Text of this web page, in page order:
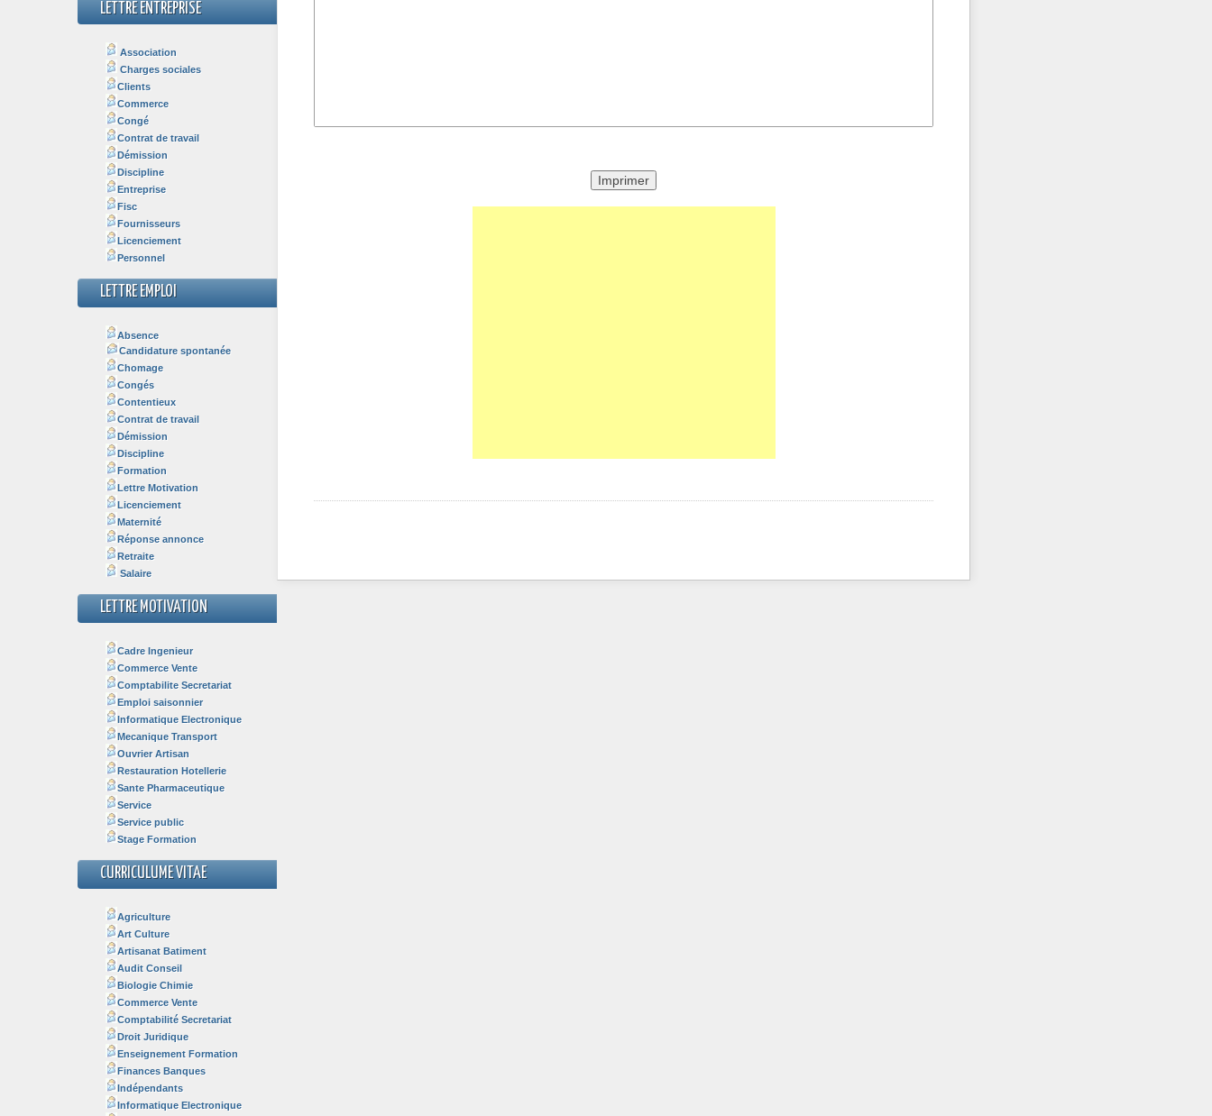
LETTRE ENTREPRISE
Association
Charges sociales
Clients
Commerce
Congé
Contrat de travail
Démission
Discipline
Entreprise
Fisc
Fournisseurs
Licenciement
Personnel
LETTRE EMPLOI
Absence
Candidature spontanée
Chomage
Congés
Contentieux
Contrat de travail
Démission
Discipline
Formation
Lettre Motivation
Licenciement
Maternité
Réponse annonce
Retraite
Salaire
LETTRE MOTIVATION
Cadre Ingenieur
Commerce Vente
Comptabilite Secretariat
Emploi saisonnier
Informatique Electronique
Mecanique Transport
Ouvrier Artisan
Restauration Hotellerie
Sante Pharmaceutique
Service
Service public
Stage Formation
CURRICULUME VITAE
Agriculture
Art Culture
Artisanat Batiment
Audit Conseil
Biologie Chimie
Commerce Vente
Comptabilité Secretariat
Droit Juridique
Enseignement Formation
Finances Banques
Indépendants
Informatique Electronique